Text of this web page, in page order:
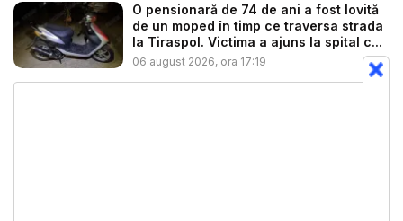
O pensionară de 74 de ani a fost lovită
de un moped în timp ce traversa strada
la Tiraspol. Victima a ajuns la spital c...
06 august 2026, ora 17:19